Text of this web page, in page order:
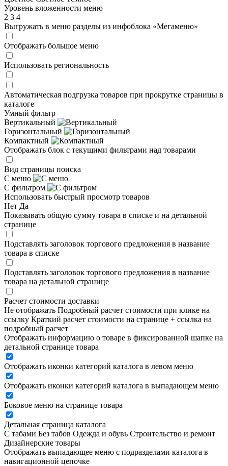
Уровень вложенности меню
2 3 4
Выгружать в меню разделы из инфоблока «Мегаменю»
Отображать большое меню
Использовать региональность
Автоматическая подгрузка товаров при прокрутке страницы в
каталоге
Умный фильтр
Вертикальный
Горизонтальный
Компактный
Отображать блок с текущими фильтрами над товарами
Вид страницы поиска
С меню
С фильтром
Использовать быстрый просмотр товаров
Нет Да
Показывать общую сумму товара в списке и на детальной
странице
Подставлять заголовок торгового предложения в название
товара в списке
Подставлять заголовок торгового предложения в название
товара на детальной странице
Расчет стоимости доставки
Не отображать Подробный расчет стоимости при клике на
ссылку Краткий расчет стоимости на странице + ссылка на
подробный расчет
Отображать информацию о товаре в фиксированной шапке на
детальной странице товара
Отображать иконки категорий каталога в левом меню
Отображать иконки категорий каталога в выпадающем меню
Боковое меню на странице товара
Детальная страница каталога
С табами Без табов Одежда и обувь Строительство и ремонт
Дизайнерские товары
Отображать выпадающее меню с подразделами каталога в
навигационной цепочке